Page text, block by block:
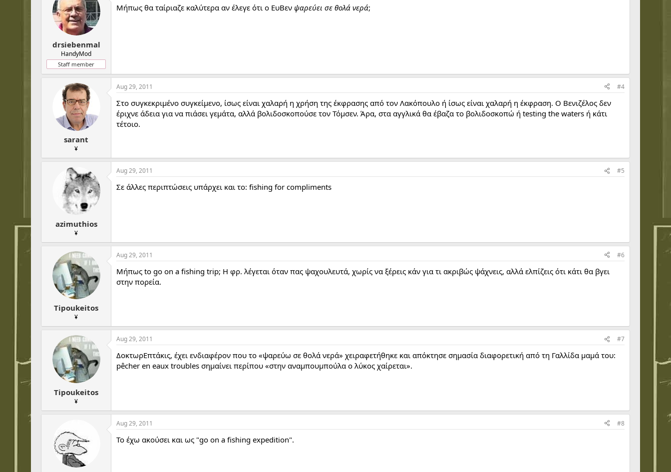
drsiebenmal
HandyMod
Staff member
Μήπως θα ταίριαζε καλύτερα αν έλεγε ότι ο ΕυΒεν ψαρεύει σε θολά νερά;
sarant
¥
Aug 29, 2011 #4
Στο συγκεκριμένο συγκείμενο, ίσως είναι χαλαρή η χρήση της έκφρασης από τον Λακόπουλο ή ίσως είναι χαλαρή η έκφραση. Ο Βενιζέλος δεν
έριχνε άδεια για να πιάσει γεμάτα, αλλά βολιδοσκοπούσε τον Τόμσεν. Άρα, στα αγγλικά θα έβαζα το βολιδοσκοπώ ή testing the waters ή κάτι
τέτοιο.
azimuthios
¥
Aug 29, 2011 #5
Σε άλλες περιπτώσεις υπάρχει και το: fishing for compliments
Tipoukeitos
¥
Aug 29, 2011 #6
Μήπως to go on a fishing trip; Η φρ. λέγεται όταν πας ψαχουλευτά, χωρίς να ξέρεις κάν για τι ακριβώς ψάχνεις, αλλά ελπίζεις ότι κάτι θα βγει
στην πορεία.
Tipoukeitos
¥
Aug 29, 2011 #7
ΔοκτωρΕπτάκις, έχει ενδιαφέρον που το «ψαρεύω σε θολά νερά» χειραφετήθηκε και απόκτησε σημασία διαφορετική από τη Γαλλίδα μαμά του:
pêcher en eaux troubles σημαίνει περίπου «στην αναμπουμπούλα ο λύκος χαίρεται».
Aug 29, 2011 #8
Το έχω ακούσει και ως "go on a fishing expedition".